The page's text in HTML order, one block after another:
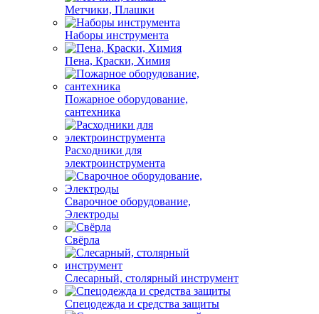
Метчики, Плашки
Наборы инструмента
Пена, Краски, Химия
Пожарное оборудование,
сантехника
Расходники для
электроинструмента
Сварочное оборудование,
Электроды
Свёрла
Слесарный, столярный инструмент
Спецодежда и средства защиты